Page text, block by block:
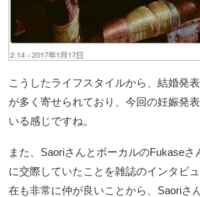
こうしたライフスタイルから、結婚発
が多く寄せられており、今回の妊娠発
いる感じですね。
また、SaoriさんとボーカルのFukase
に交際していたことを雑誌のインタビ
在も非常に仲が良いことから、Saoriさ